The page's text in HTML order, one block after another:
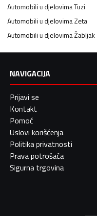
Automobili u djelovimaTuzi
Automobili u djelovimaZeta
Automobili u djelovimaŽabljak
NAVIGACIJA
Prijavi se
Kontakt
Pomoć
Uslovi korišćenja
Politika privatnosti
Prava potrošača
Sigurna trgovina